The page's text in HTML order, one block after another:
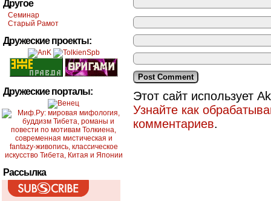
Другое
Семинар
Старый Рамот
Дружеские проекты:
Дружеские порталы:
Рассылка
Этот сайт использует
Узнайте как
комментариев.